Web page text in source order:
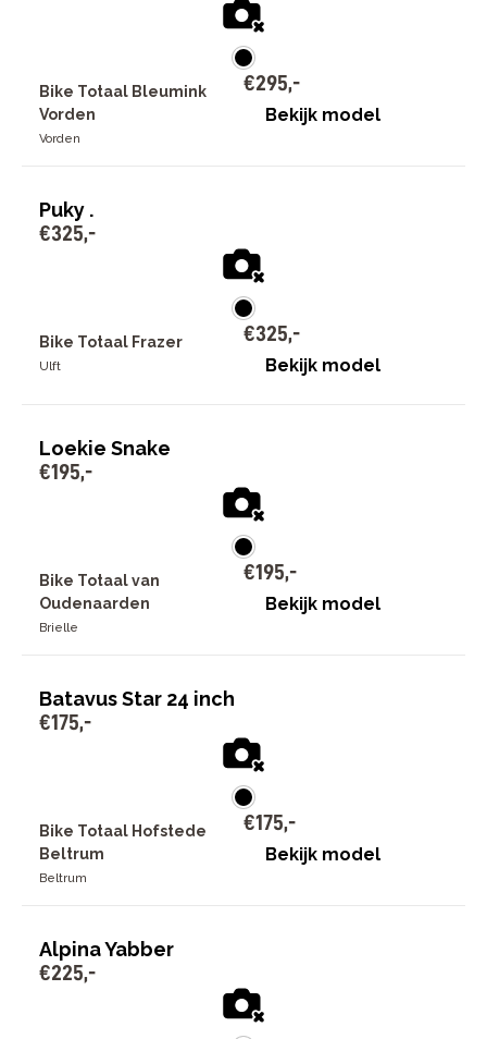
Bike Totaal Bleumink
Vorden
Vorden
€295,-
Bekijk model
Puky .
€325,-
Bike Totaal Frazer
Ulft
€325,-
Bekijk model
Loekie Snake
€195,-
Bike Totaal van
Oudenaarden
Brielle
€195,-
Bekijk model
Batavus Star 24 inch
€175,-
Bike Totaal Hofstede
Beltrum
Beltrum
€175,-
Bekijk model
Alpina Yabber
€225,-